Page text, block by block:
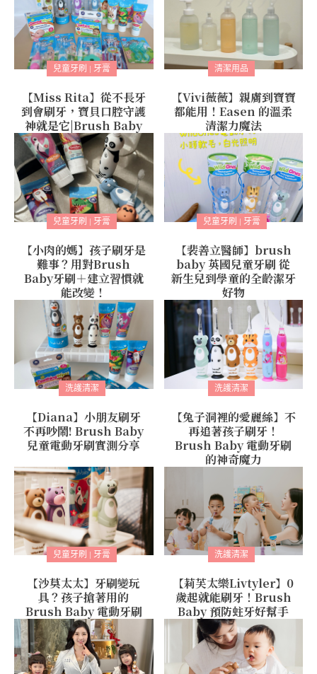
兒童牙刷 | 牙膏
【Miss Rita】從不長牙
到會刷牙，寶貝口腔守護
神就是它|Brush Baby
清潔用品
【Vivi薇薇】親膚到寶寶
都能用！Easen 的溫柔
清潔力魔法
兒童牙刷 | 牙膏
【小肉的媽】孩子刷牙是
難事？用對Brush
Baby牙刷＋建立習慣就
能改變！
兒童牙刷 | 牙膏
【裴善立醫師】brush
baby 英國兒童牙刷 從
新生兒到學童的全齡潔牙
好物
洗護清潔
【Diana】小朋友刷牙
不再吵鬧! Brush Baby
兒童電動牙刷實測分享
洗護清潔
【兔子洞裡的愛麗絲】不
再追著孩子刷牙！
Brush Baby 電動牙刷
的神奇魔力
兒童牙刷 | 牙膏
【沙莫太太】牙刷變玩
具？孩子搶著用的
Brush Baby 電動牙刷
洗護清潔
【莉芙太樂Livtyler】0
歲起就能刷牙！Brush
Baby 預防蛀牙好幫手